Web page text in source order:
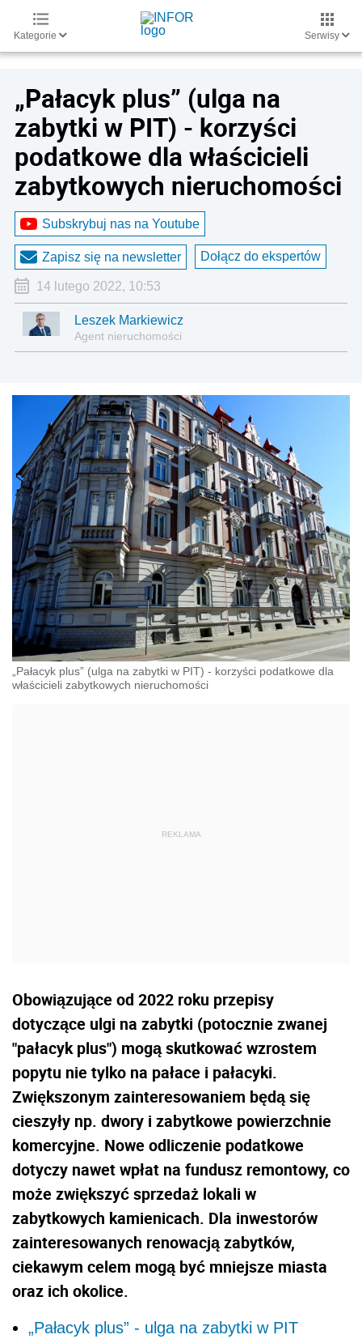
Kategorie Serwisy
„Pałacyk plus” (ulga na
zabytki w PIT) - korzyści
podatkowe dla właścicieli
zabytkowych nieruchomości
Subskrybuj nas na Youtube
Zapisz się na newsletter Dołącz do ekspertów
14 lutego 2022, 10:53
Leszek Markiewicz
Agent nieruchomości
„Pałacyk plus” (ulga na zabytki w PIT) - korzyści podatkowe dla
właścicieli zabytkowych nieruchomości
Obowiązujące od 2022 roku przepisy
dotyczące ulgi na zabytki (potocznie zwanej
"pałacyk plus") mogą skutkować wzrostem
popytu nie tylko na pałace i pałacyki.
Zwiększonym zainteresowaniem będą się
cieszyły np. dwory i zabytkowe powierzchnie
komercyjne. Nowe odliczenie podatkowe
dotyczy nawet wpłat na fundusz remontowy, co
może zwiększyć sprzedaż lokali w
zabytkowych kamienicach. Dla inwestorów
zainteresowanych renowacją zabytków,
ciekawym celem mogą być mniejsze miasta
oraz ich okolice.
„Pałacyk plus” - ulga na zabytki w PIT